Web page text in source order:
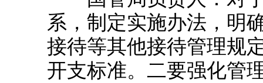
系，制定实施办法，明
接待等其他接待管理规
开支标准。二要强化管